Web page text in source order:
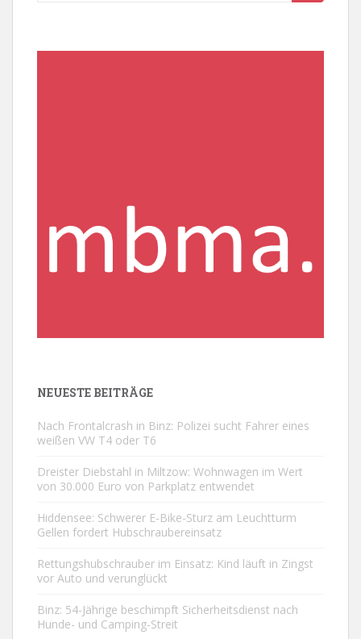
NEUESTE BEITRÄGE
Nach Frontalcrash in Binz: Polizei sucht Fahrer eines
weißen VW T4 oder T6
Dreister Diebstahl in Miltzow: Wohnwagen im Wert
von 30.000 Euro von Parkplatz entwendet
Hiddensee: Schwerer E-Bike-Sturz am Leuchtturm
Gellen fordert Hubschraubereinsatz
Rettungshubschrauber im Einsatz: Kind läuft in Zingst
vor Auto und verunglückt
Binz: 54-Jährige beschimpft Sicherheitsdienst nach
Hunde- und Camping-Streit